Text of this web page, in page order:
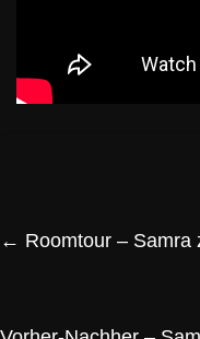
← Roomtour – Samra